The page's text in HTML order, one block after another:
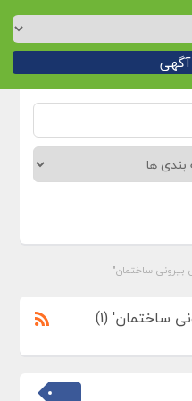
آگهی
ساختمان"
ساختمان' (1)